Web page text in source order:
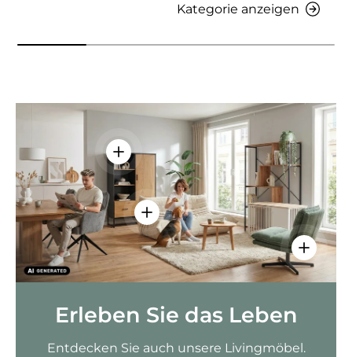
Kategorie anzeigen
Einzelheiten anzeigen - AMIO H -
Einzelheiten anzeigen - Sitzolo 2
Erleben Sie das Leben
Entdecken Sie auch unsere Livingmöbel.